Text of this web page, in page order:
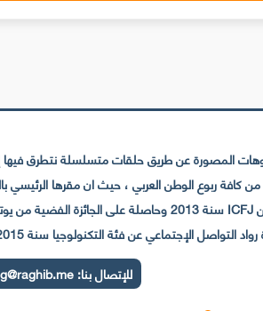
المصورة عن طريق حلقات متسلسلة نتطرق فيها
عن فئة التكنولوجيا سنة 2015 وهو الموقع التقني الاول في المغرب والعالم العربي
للإتصال بنا: